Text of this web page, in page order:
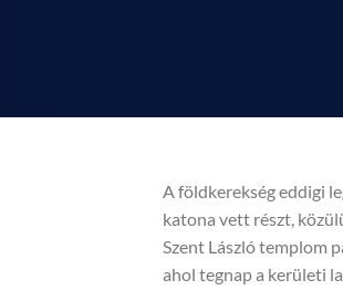
A földkerekség eddigi
katona vett részt,
Szent László templom
ahol tegnap a kerületi